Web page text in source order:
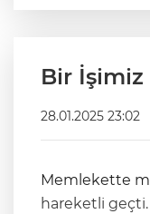
Bir
28.01.2025 23:02
Memlekette
hareketli